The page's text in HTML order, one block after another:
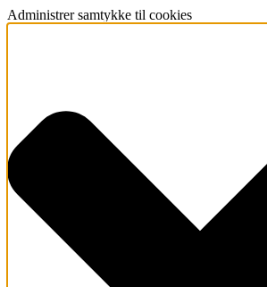
Administrer samtykke til cookies